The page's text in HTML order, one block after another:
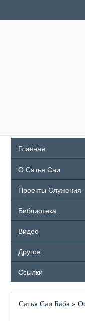
Главная
О Сатья Саи
Проекты Служения
Библиотека
Видео
Другое
Ссылки
Сатья Саи Баба »